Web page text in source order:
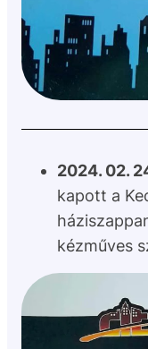
2024. 02.
kapott a
kézműves